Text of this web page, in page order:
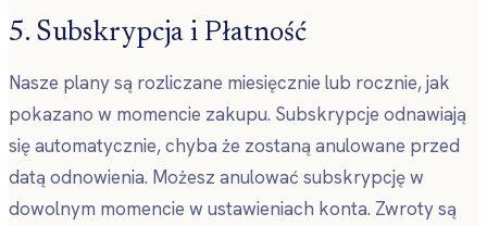
5. Subskrypcja i Płatność
Nasze plany są rozliczane miesięcznie lub rocznie, jak
pokazano w momencie zakupu. Subskrypcje odnawiają
się automatycznie, chyba że zostaną anulowane przed
datą odnowienia. Możesz anulować subskrypcję w
dowolnym momencie w ustawieniach konta. Zwroty są